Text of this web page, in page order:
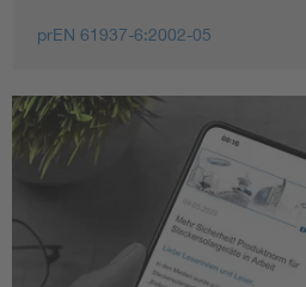
prEN 61937-6:2002-05